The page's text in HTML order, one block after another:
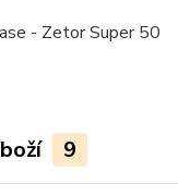
- Zetor Super 50
9